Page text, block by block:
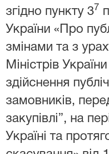
згідно пункту 37
України «Про
змінами та з
Міністрів
здійснення
замовників,
закупівлі”, на
Україні та